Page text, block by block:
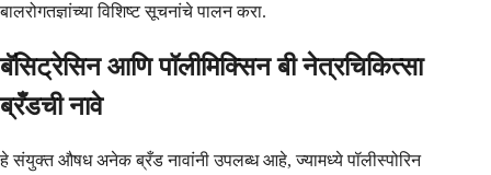
बालरोगतज्ञांच्या विशिष्ट सूचनांचे पालन करा.
बॅसिट्रेसिन आणि पॉलीमिक्सिन बी नेत्रचिकित्सा
ब्रँडची नावे
हे संयुक्त औषध अनेक ब्रँड नावांनी उपलब्ध आहे, ज्यामध्ये पॉलीस्पोरिन